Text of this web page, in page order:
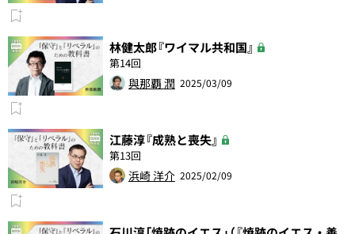
林健太郎『ワイマル共和国』
第14回
與那覇 潤 2025/03/09
江藤淳『成熟と喪失』
第13回
浜崎 洋介 2025/02/09